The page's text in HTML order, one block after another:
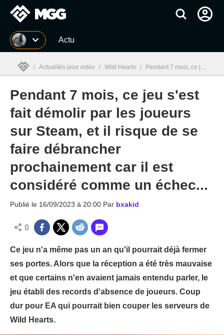
MGG Actu
MGG
/ Actualités jeux vidéo / Wild Hearts / Pendant 7 mois, ce jeu s'est fait démolir par les joueurs sur Steam, et il risque de se faire débrancher prochainement car il est considéré comme un échec...
Pendant 7 mois, ce jeu s'est
fait démolir par les joueurs
sur Steam, et il risque de se
faire débrancher
prochainement car il est
considéré comme un échec...
Publié le 16/09/2023 à 20:00 Par bxakid
0
Ce jeu n'a même pas un an qu'il pourrait déjà fermer
ses portes. Alors que la réception a été très mauvaise
et que certains n'en avaient jamais entendu parler, le
jeu établi des records d'absence de joueurs. Coup
dur pour EA qui pourrait bien couper les serveurs de
Wild Hearts.